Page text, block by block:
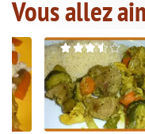
Vous allez